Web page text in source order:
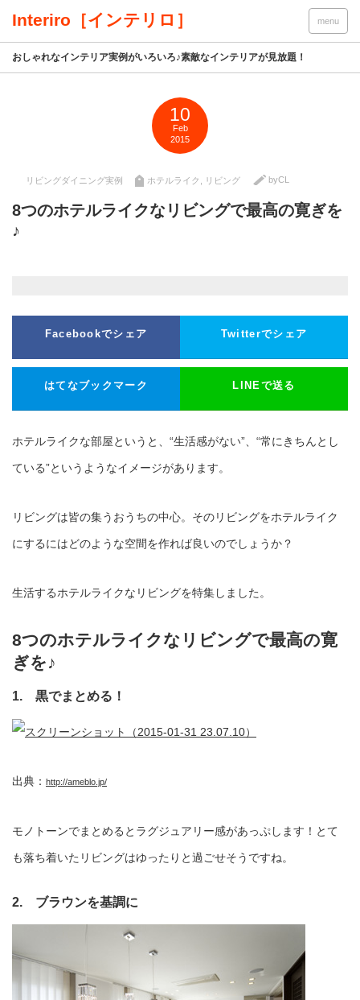
Interiro［インテリロ］ menu
おしゃれなインテリア実例がいろいろ♪素敵なインテリアが見放題！
10
Feb
2015
リビングダイニング実例 ホテルライク リビング byCL
8つのホテルライクなリビングで最高の寛ぎを
♪
Facebookでシェア Twitterでシェア
はてなブックマーク LINEで送る
ホテルライクな部屋というと、“生活感がない”、“常にきちんとし
ている”というようなイメージがあります。
リビングは皆の集うおうちの中心。そのリビングをホテルライク
にするにはどのような空間を作れば良いのでしょうか？
生活するホテルライクなリビングを特集しました。
8つのホテルライクなリビングで最高の寛
ぎを♪
1. 黒でまとめる！
出典： http://ameblo.jp/
モノトーンでまとめるとラグジュアリー感があっぷします！とて
も落ち着いたリビングはゆったりと過ごせそうですね。
2. ブラウンを基調に